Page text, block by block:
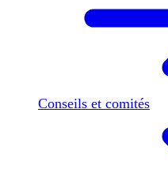
Conseils et comités